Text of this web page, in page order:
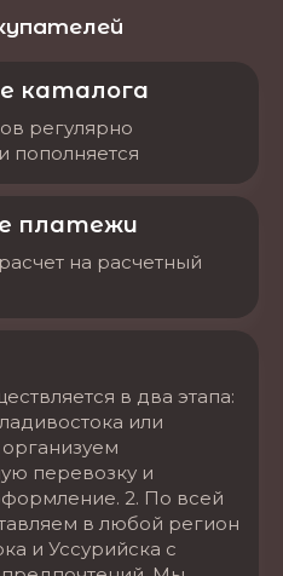
каталога
регулярно
пополняется
платежи
на расчетный
в два этапа:
или
перевозку и
2. По всей
в любой регион
и Уссурийска с